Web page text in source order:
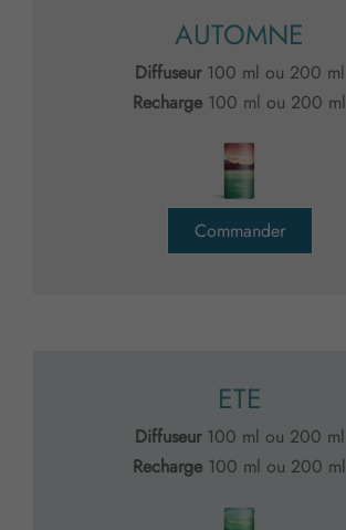
AUTOMNE
Diffuseur100 ml ou 200 ml
Recharge 100 ml ou 200 ml
Commander
ETE
Diffuseur100 ml ou 200 ml
Recharge 100 ml ou 200 ml